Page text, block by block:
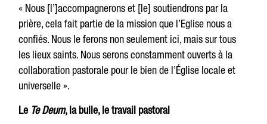
« Nous [l’]accompagnerons et [le] soutiendrons par la
prière, cela fait partie de la mission que l’Eglise nous a
confiés. Nous le ferons non seulement ici, mais sur tous
les lieux saints. Nous serons constamment ouverts à la
collaboration pastorale pour le bien de l’Église locale et
universelle ».
Le Te Deum, la bulle, le travail pastoral